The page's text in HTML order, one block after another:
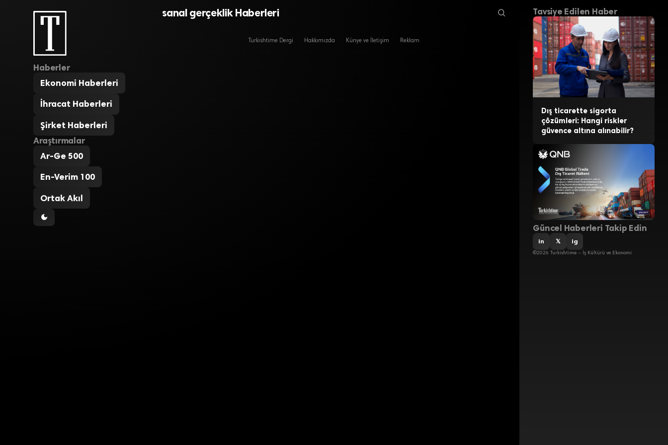
Haberler
Ekonomi Haberleri
İhracat Haberleri
Şirket Haberleri
Araştırmalar
Ar-Ge 500
En-Verim 100
Ortak Akıl
sanal gerçeklik Haberleri
SANAL GERÇEKLİK DEVRİMİ
Turkishtime Dergi Hakkımızda Künye ve İletişim Reklam
Tavsiye Edilen Haber
Dış ticarette sigorta
çözümleri: Hangi riskler
güvence altına alınabilir?
Güncel Haberleri Takip Edin
in 𝕏 ig
©2026 Turkishtime – İş Kültürü ve Ekonomi